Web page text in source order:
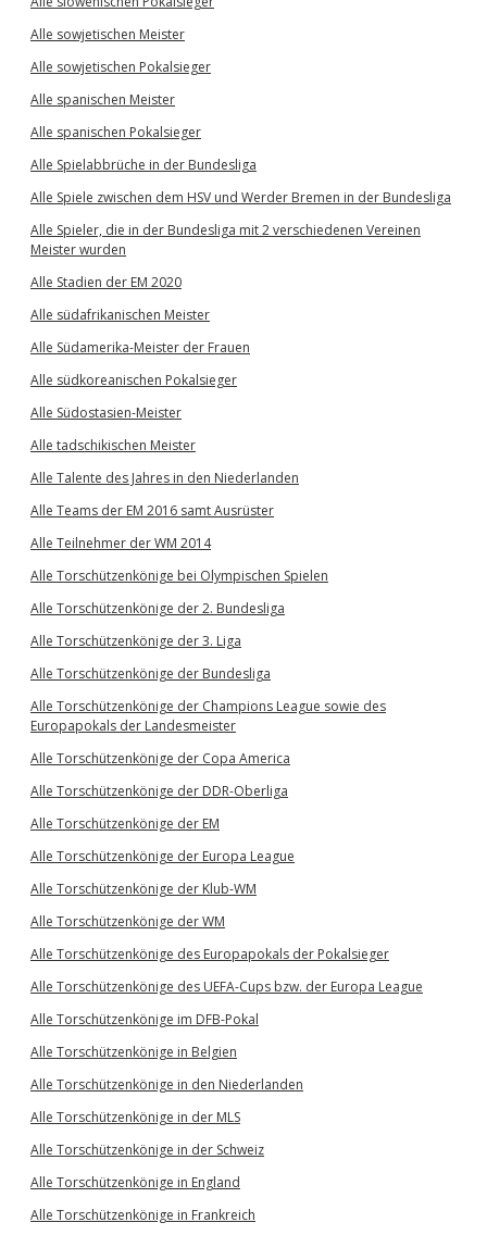
Alle sowjetischen Meister
Alle sowjetischen Pokalsieger
Alle spanischen Meister
Alle spanischen Pokalsieger
Alle Spielabbrüche in der Bundesliga
Alle Spiele zwischen dem HSV und Werder Bremen in der Bundesliga
Alle Spieler, die in der Bundesliga mit 2 verschiedenen Vereinen
Meister wurden
Alle Stadien der EM 2020
Alle südafrikanischen Meister
Alle Südamerika-Meister der Frauen
Alle südkoreanischen Pokalsieger
Alle Südostasien-Meister
Alle tadschikischen Meister
Alle Talente des Jahres in den Niederlanden
Alle Teams der EM 2016 samt Ausrüster
Alle Teilnehmer der WM 2014
Alle Torschützenkönige bei Olympischen Spielen
Alle Torschützenkönige der 2. Bundesliga
Alle Torschützenkönige der 3. Liga
Alle Torschützenkönige der Bundesliga
Alle Torschützenkönige der Champions League sowie des
Europapokals der Landesmeister
Alle Torschützenkönige der Copa America
Alle Torschützenkönige der DDR-Oberliga
Alle Torschützenkönige der EM
Alle Torschützenkönige der Europa League
Alle Torschützenkönige der Klub-WM
Alle Torschützenkönige der WM
Alle Torschützenkönige des Europapokals der Pokalsieger
Alle Torschützenkönige des UEFA-Cups bzw. der Europa League
Alle Torschützenkönige im DFB-Pokal
Alle Torschützenkönige in Belgien
Alle Torschützenkönige in den Niederlanden
Alle Torschützenkönige in der MLS
Alle Torschützenkönige in der Schweiz
Alle Torschützenkönige in England
Alle Torschützenkönige in Frankreich